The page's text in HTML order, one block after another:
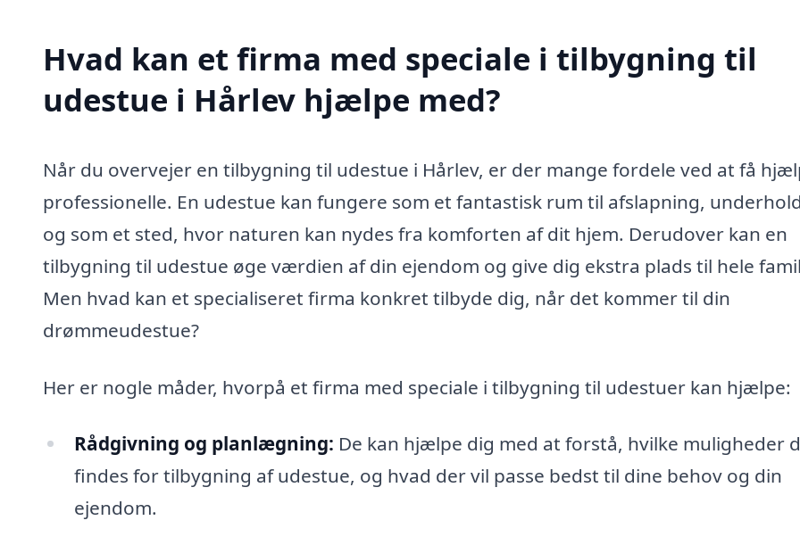
Hvad kan et firma med speciale i tilbygning til
udestue i Hårlev hjælpe med?
Når du overvejer en tilbygning til udestue i Hårlev, er der mange fordele ved at få
professionelle. En udestue kan fungere som et fantastisk rum til afslapning,
og som et sted, hvor naturen kan nydes fra komforten af dit hjem. Derudover kan en
tilbygning til udestue øge værdien af din ejendom og give dig ekstra plads til hele
Men hvad kan et specialiseret firma konkret tilbyde dig, når det kommer til din
drømmeudestue?
Her er nogle måder, hvorpå et firma med speciale i tilbygning til udestuer kan hjælpe:
Rådgivning og planlægning: De kan hjælpe dig med at forstå, hvilke muligheder
findes for tilbygning af udestue, og hvad der vil passe bedst til dine behov og din
ejendom.